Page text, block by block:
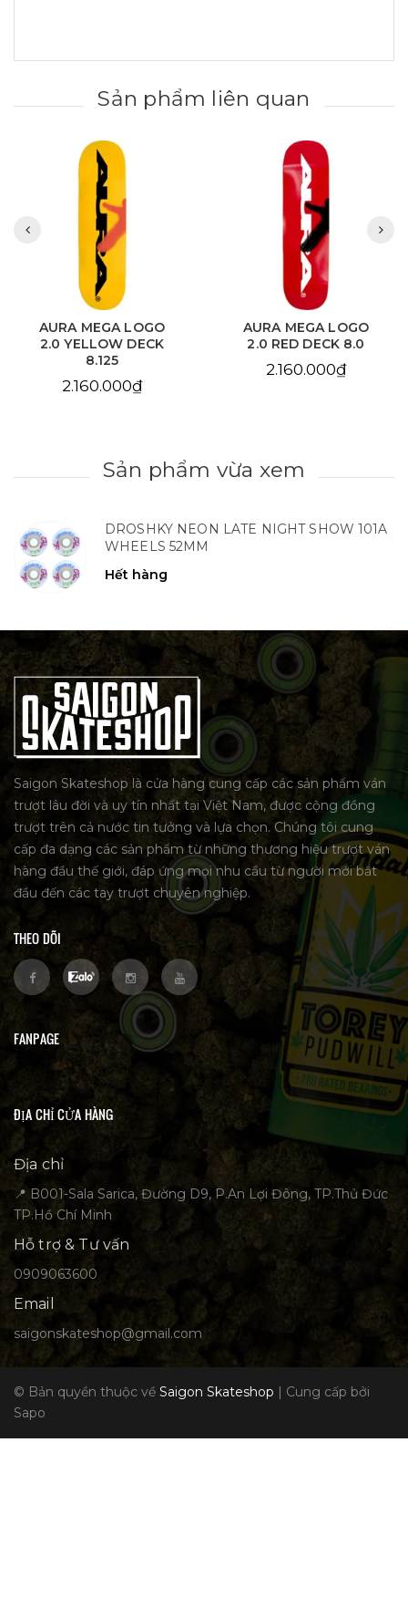
Sản phẩm liên quan
AURA MEGA LOGO
2.0 RED DECK 8.0
2.160.000₫
AURA CHAIN EYE
LOVE SKY BLUE DECK
8.125
Sản phẩm vừa xem
DROSHKY NEON LATE NIGHT SHOW 101A
WHEELS 52MM
Hết hàng
Saigon Skateshop là cửa hàng cung cấp các sản phẩm ván
trượt lâu đời và uy tín nhất tại Việt Nam, được cộng đồng
trượt trên cả nước tin tưởng và lựa chọn. Chúng tôi cung
cấp đa dạng các sản phẩm từ những thương hiệu trượt ván
hàng đầu thế giới, đáp ứng mọi nhu cầu từ người mới bắt
đầu đến các tay trượt chuyên nghiệp.
THEO DÕI
FANPAGE
ĐỊA CHỈ CỬA HÀNG
Địa chỉ
📍 B001-Sala Sarica, Đường D9, P.An Lợi Đông, TP.Thủ Đức
TP.Hồ Chí Minh
Hỗ trợ & Tư vấn
0909063600
Email
saigonskateshop@gmail.com
© Bản quyền thuộc về Saigon Skateshop | Cung cấp bởi
Sapo